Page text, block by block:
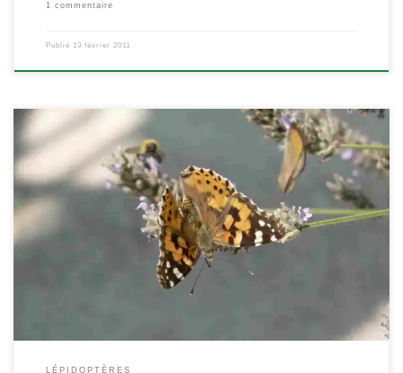
1 commentaire
Publié 13 février 2011
Ce grand papillon est capable d’effectuer des migrations sur de
longues distances, comme les oiseaux. Vanessa cardui (
=Cynthia cardui). La vanesse du chardon POSITION
SYSTÉMATIQUE : Insecte Lépidoptère Famille des Nymphalidae
ETYMOLOGIE : Vanessa = qui brille et cardui = du chardon
DESCRIPTION : Taille : La belle-dame est aussi un papillon de
LÉPIDOPTÈRES